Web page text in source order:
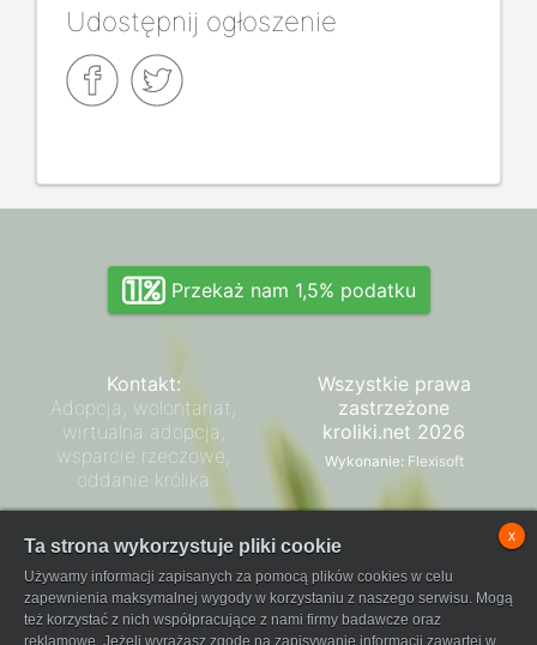
Udostępnij ogłoszenie
Przekaż nam 1,5% podatku
Kontakt:
Adopcja, wolontariat,
wirtualna adopcja,
wsparcie rzeczowe,
oddanie królika
Regulamin płatności
FaniPay
Wszystkie prawa
zastrzeżone
kroliki.net 2026
Wykonanie: Flexisoft
Ta strona wykorzystuje pliki cookie
Używamy informacji zapisanych za pomocą plików cookies w celu
zapewnienia maksymalnej wygody w korzystaniu z naszego serwisu. Mogą
też korzystać z nich współpracujące z nami firmy badawcze oraz
reklamowe. Jeżeli wyrażasz zgodę na zapisywanie informacji zawartej w
x